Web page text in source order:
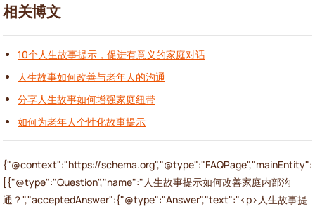
相关博文
10个人生故事提示，促进有意义的家庭对话
人生故事如何改善与老年人的沟通
分享人生故事如何增强家庭纽带
如何为老年人个性化故事提示
{"@context":"https://schema.org","@type":"FAQPage","mainEntity":
[{"@type":"Question","name":"人生故事提示如何改善家庭内部沟
通？","acceptedAnswer":{"@type":"Answer","text":"<p>人生故事提